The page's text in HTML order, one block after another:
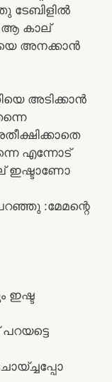
ടേബിളിൽ
ആ കാല്
അനക്കാൻ
അടിക്കാൻ
എന്നോട്
ഇഷ്ടാണോ
:മേമന്റെ
ഇഷ്ട